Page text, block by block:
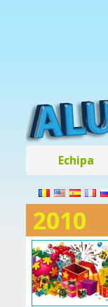
Echipa
2010